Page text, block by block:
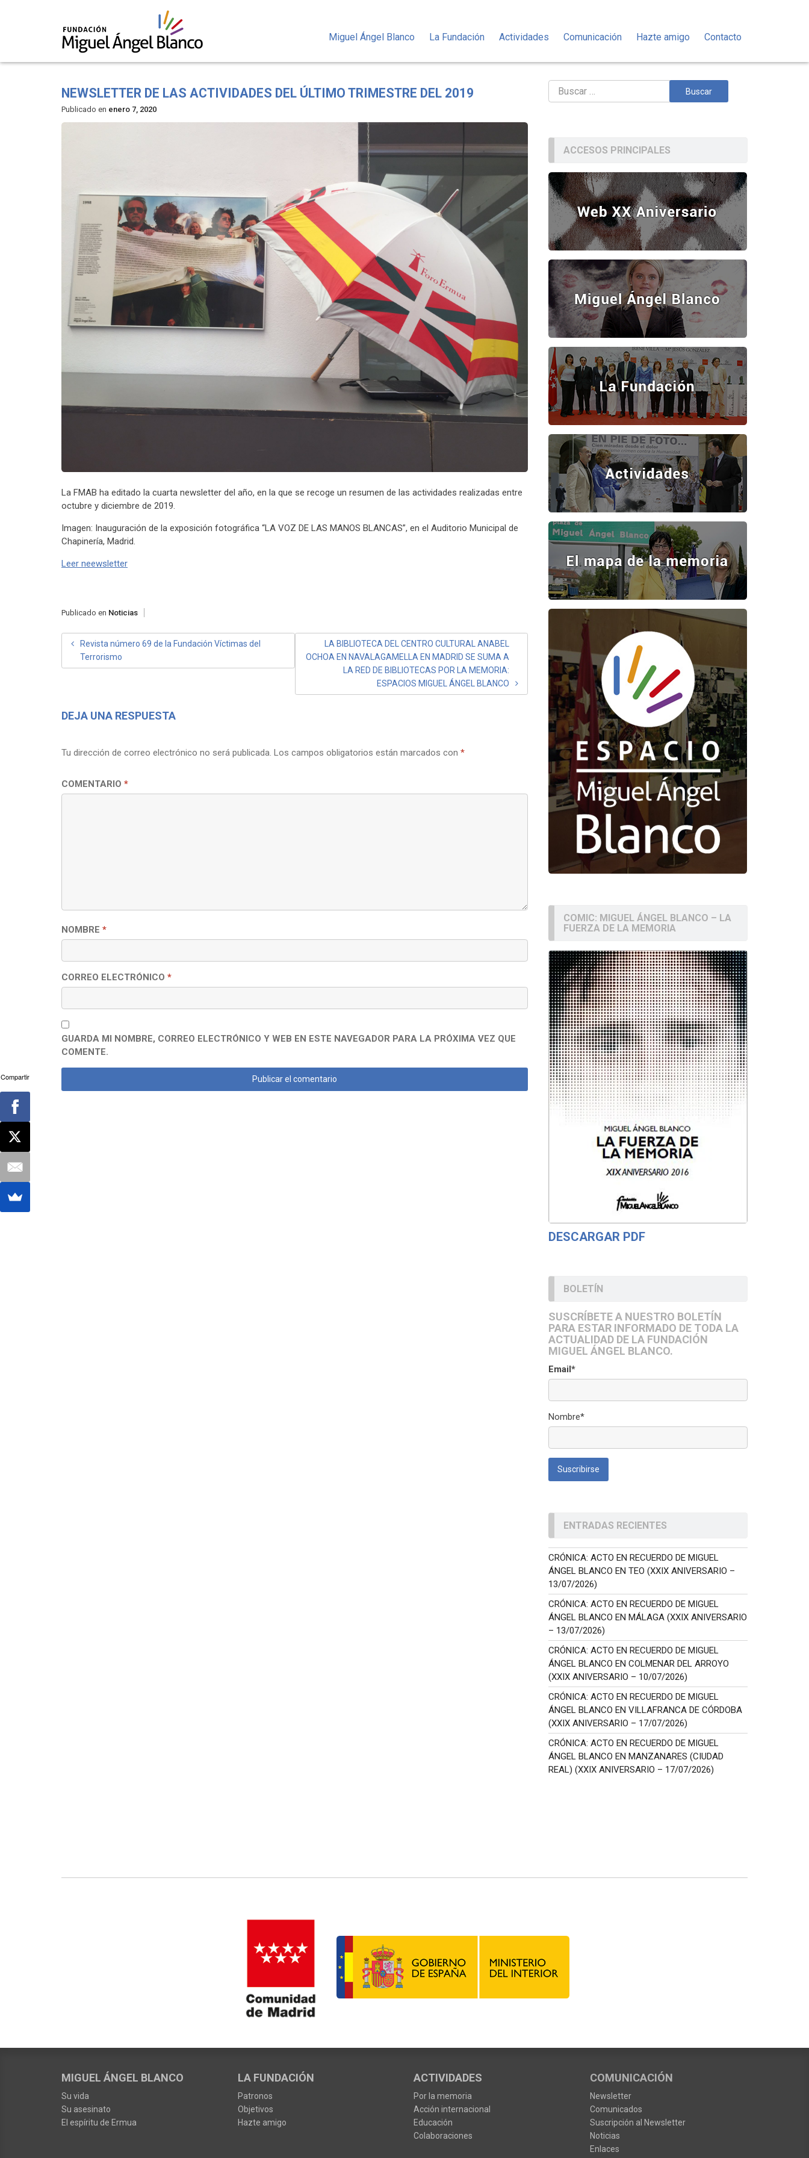
Miguel Ángel Blanco La Fundación Actividades Comunicación Hazte amigo Contacto
NEWSLETTER DE LAS ACTIVIDADES DEL ÚLTIMO TRIMESTRE DEL 2019
Publicado en enero 7, 2020
La FMAB ha editado la cuarta newsletter del año, en la que se recoge un resumen de las actividades realizadas entre
octubre y diciembre de 2019.
Imagen: Inauguración de la exposición fotográfica “LA VOZ DE LAS MANOS BLANCAS”, en el Auditorio Municipal de
Chapinería, Madrid.
Leer neewsletter
Publicado en Noticias
NAVEGACIÓN
DE
Revista número 69 de la Fundación Víctimas del
Terrorismo
LA BIBLIOTECA DEL CENTRO CULTURAL ANABEL
OCHOA EN NAVALAGAMELLA EN MADRID SE SUMA A
LA RED DE BIBLIOTECAS POR LA MEMORIA:
ESPACIOS MIGUEL ÁNGEL BLANCO
DEJA UNA RESPUESTA
Tu dirección de correo electrónico no será publicada. Los campos obligatorios están marcados con *
COMENTARIO *
NOMBRE *
CORREO ELECTRÓNICO *
GUARDA MI NOMBRE, CORREO ELECTRÓNICO Y WEB EN ESTE NAVEGADOR PARA LA PRÓXIMA VEZ QUE
COMENTE.
Buscar:
ACCESOS PRINCIPALES
COMIC: MIGUEL ÁNGEL BLANCO – LA
FUERZA DE LA MEMORIA
DESCARGAR PDF
BOLETÍN
SUSCRÍBETE A NUESTRO BOLETÍN
PARA ESTAR INFORMADO DE TODA LA
ACTUALIDAD DE LA FUNDACIÓN
MIGUEL ÁNGEL BLANCO.
Email*
Nombre*
ENTRADAS RECIENTES
CRÓNICA: ACTO EN RECUERDO DE MIGUEL
ÁNGEL BLANCO EN TEO (XXIX ANIVERSARIO –
13/07/2026)
CRÓNICA: ACTO EN RECUERDO DE MIGUEL
ÁNGEL BLANCO EN MÁLAGA (XXIX ANIVERSARIO
– 13/07/2026)
CRÓNICA: ACTO EN RECUERDO DE MIGUEL
ÁNGEL BLANCO EN COLMENAR DEL ARROYO
(XXIX ANIVERSARIO – 10/07/2026)
CRÓNICA: ACTO EN RECUERDO DE MIGUEL
ÁNGEL BLANCO EN VILLAFRANCA DE CÓRDOBA
(XXIX ANIVERSARIO – 17/07/2026)
CRÓNICA: ACTO EN RECUERDO DE MIGUEL
ÁNGEL BLANCO EN MANZANARES (CIUDAD
REAL) (XXIX ANIVERSARIO – 17/07/2026)
MIGUEL ÁNGEL BLANCO
Su vida
Su asesinato
El espíritu de Ermua
LA FUNDACIÓN
Patronos
Objetivos
Hazte amigo
ACTIVIDADES
Por la memoria
Acción internacional
Educación
Colaboraciones
COMUNICACIÓN
Newsletter
Comunicados
Suscripción al Newsletter
Noticias
Enlaces
Compartir